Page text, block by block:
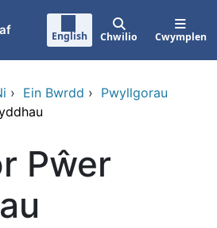
English Chwilio Cwymplen
› Ein Bwrdd › Pwyllgorau
Pŵer